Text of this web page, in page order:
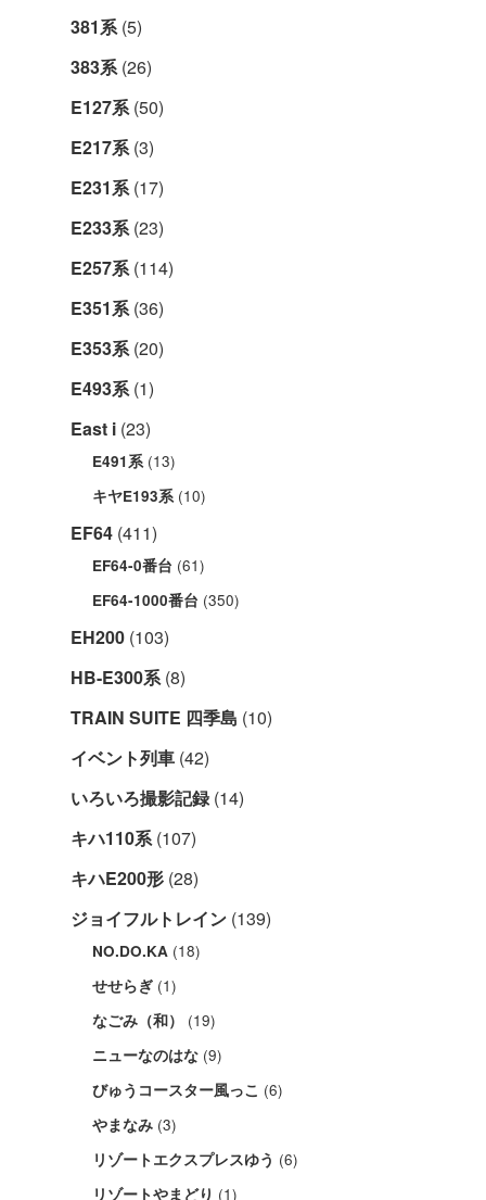
381系(5)
383系(26)
E127系(50)
E217系(3)
E231系(17)
E233系(23)
E257系(114)
E351系(36)
E353系(20)
E493系(1)
East i (23)
E491系 (13)
キヤE193系 (10)
EF64 (411)
EF64-0番台 (61)
EF64-1000番台 (350)
EH200 (103)
HB-E300系(8)
TRAIN SUITE 四季島 (10)
イベント列車 (42)
いろいろ撮影記録(14)
キハ110系(107)
キハE200形 (28)
ジョイフルトレイン (139)
NO.DO.KA (18)
せせらぎ (1)
なごみ（和） (19)
ニューなのはな (9)
びゅうコースター風っこ (6)
やまなみ (3)
リゾートエクスプレスゆう (6)
リゾートやまどり (1)